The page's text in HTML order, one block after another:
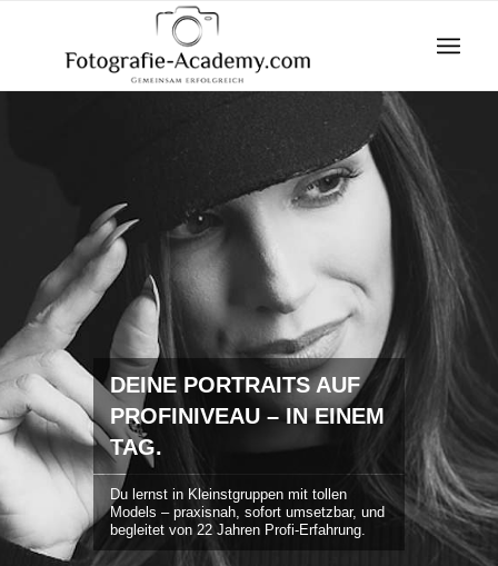
DEINE PORTRAITS AUF
PROFINIVEAU – IN EINEM
TAG.
Du lernst in Kleinstgruppen mit tollen
Models – praxisnah, sofort umsetzbar, und
begleitet von 22 Jahren Profi-Erfahrung.